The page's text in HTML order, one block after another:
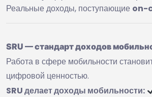
Реальные доходы, поступающие on-
SRU — стандарт доходов
Работа в сфере мобильности
цифровой ценностью.
SRU делает доходы мобильности: